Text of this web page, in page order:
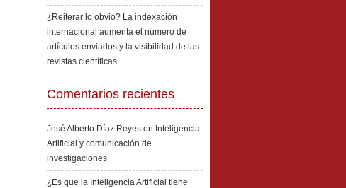
¿Reiterar lo obvio? La indexación
internacional aumenta el número de
artículos enviados y la visibilidad de las
revistas científicas
Comentarios recientes
José Alberto Díaz Reyes on Inteligencia
Artificial y comunicación de
investigaciones
¿Es que la Inteligencia Artificial tiene